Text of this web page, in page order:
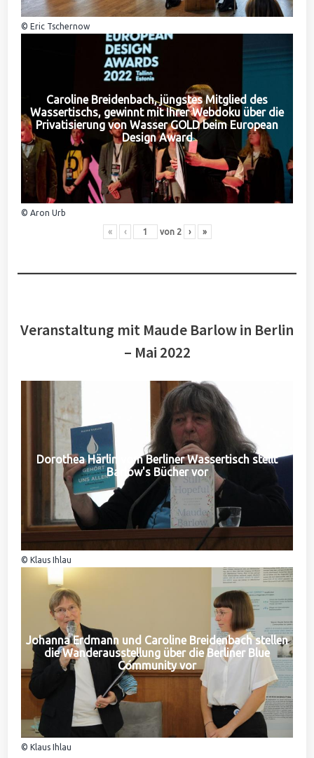
© Eric Tschernow
Caroline Breidenbach, jüngstes Mitglied des
Wassertischs, gewinnt mit Ihrer Webdoku über die
Privatisierung von Wasser GOLD beim European
Design Award
© Aron Urb
« ‹ von 2 › »
Veranstaltung mit Maude Barlow in Berlin
– Mai 2022
Dorothea Härlin vom Berliner Wassertisch stellt
Barlow's Bücher vor
© Klaus Ihlau
Johanna Erdmann und Caroline Breidenbach stellen
die Wanderausstellung über die Berliner Blue
Community vor
© Klaus Ihlau